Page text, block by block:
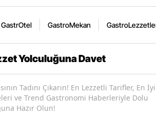
GastrOtel GastroMekan GastroLezzetler
Yolculuğuna Davet
Tadını Çıkarın! En Lezzetli Tarifler, En İyi
ve Trend Gastronomi Haberleriyle Dolu
Hazır Olun!